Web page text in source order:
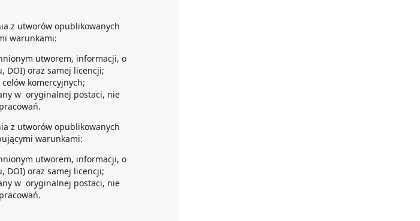
z utworów opublikowanych
warunkami:
utworem, informacji, o
DOI) oraz samej licencji;
komercyjnych;
w oryginalnej postaci, nie
z utworów opublikowanych
warunkami:
utworem, informacji, o
DOI) oraz samej licencji;
w oryginalnej postaci, nie